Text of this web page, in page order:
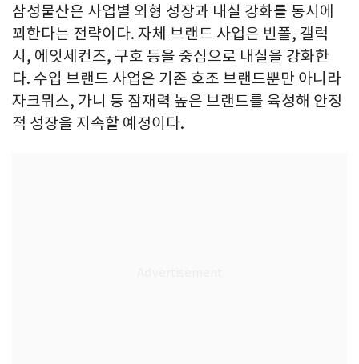
삼성물산은 사업별 외형 성장과 내실 강화를 동시에
꾀한다는 전략이다. 자체 브랜드 사업은 빈폴, 갤럭
시, 에잇세컨즈, 구호 등을 중심으로 내실을 강화한
다. 수입 브랜드 사업은 기존 호조 브랜드뿐만 아니라
자크뮈스, 가니 등 잠재력 높은 브랜드를 육성해 안정
적 성장을 지속할 예정이다.